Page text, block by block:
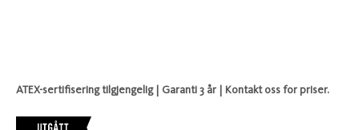
ATEX-sertifisering tilgjengelig | Garanti 3 år | Kontakt oss for priser.